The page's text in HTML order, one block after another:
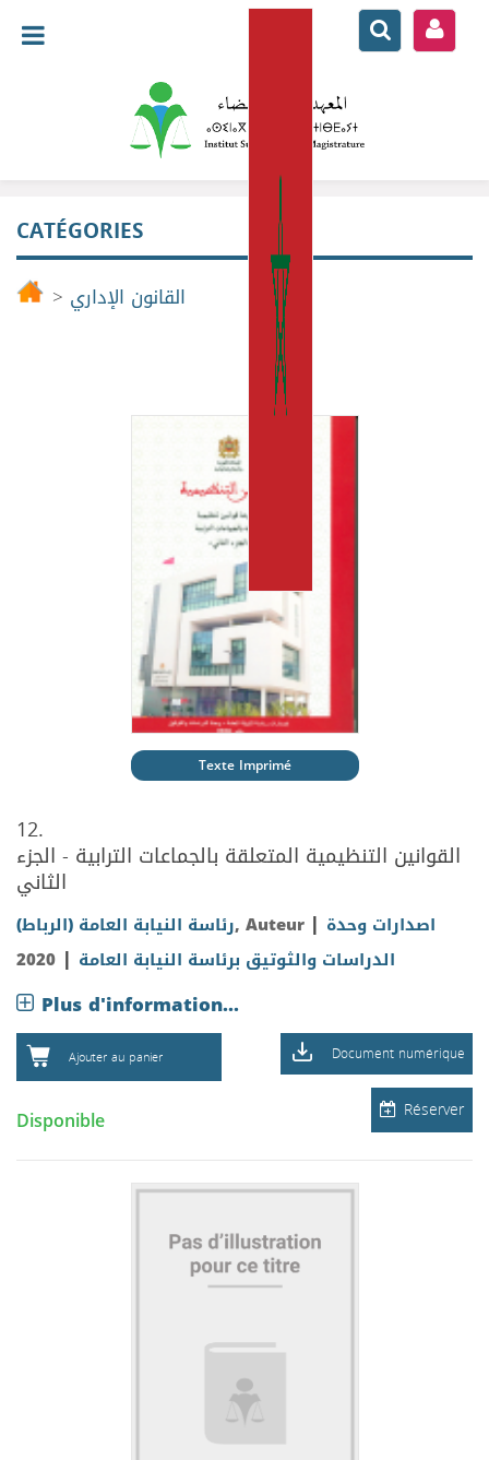
CATÉGORIES
> القانون الإداري
Texte Imprimé
12.
القوانين التنظيمية المتعلقة بالجماعات الترابية - الجزء
الثاني
رئاسة النيابة العامة (الرباط), Auteur | اصدارات وحدة
الدراسات والثوتيق برئاسة النيابة العامة |
2020
Plus d'information...
Ajouter au panier Document numérique
Réserver
Disponible